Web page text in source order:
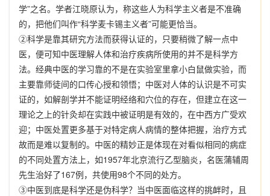
学”之名。学者江晓原认为，称这些人为科学主义者是不准确
的，把他们叫作“科学麦卡锡主义者”可能更恰当。
②科学是靠其研究方法而获得认证的，只要稍微了解一点中
医，便可知中医理解人体和治疗疾病所使用的并不是科学方
法。经典中医的学习靠的不是在实验室里拿小白鼠做实验，而
主要靠师徒间的口传心授和领悟；中医对人体的认识是不可实
证的，如解剖学并不能证明经络和穴位的存在，但建立在这一
理论之上的针灸却在实践中被证明是有效的，在中西方广受欢
迎；中医处置更多基于对特定病人病情的整体把握，治疗方式
故而是难以复制的。中医的精妙正是体现在对看似相同的病症
的不同处置方法上，如1957年北京流行乙型脑炎，名医蒲辅周
先生治好了167例，共使用98个不同的处方。
③中医到底是科学还是伪科学？当中医面临这样的挑衅时，且